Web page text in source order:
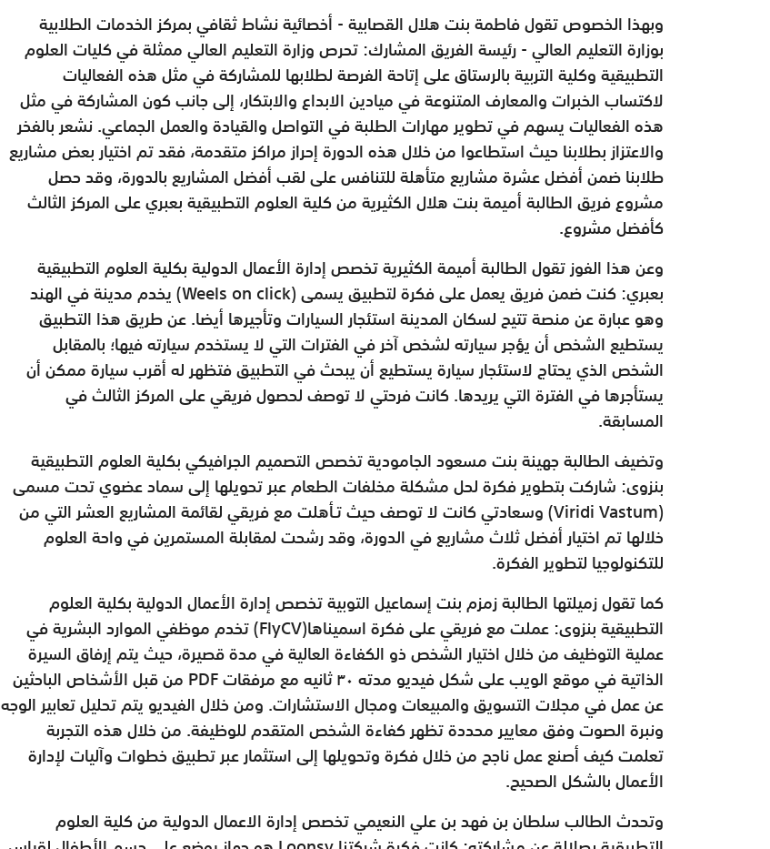
وبهذا الخصوص تقول فاطمة بنت هلال القصابية - أخصائية نشاط ثقافي بمركز الخدمات الطلابية
بوزارة التعليم العالي - رئيسة الفريق المشارك: تحرص وزارة التعليم العالي ممثلة في كليات العلوم
التطبيقية وكلية التربية بالرستاق على إتاحة الفرصة لطلابها للمشاركة في مثل هذه الفعاليات
لاكتساب الخبرات والمعارف المتنوعة في ميادين الابداع والابتكار، إلى جانب كون المشاركة في مثل
هذه الفعاليات يسهم في تطوير مهارات الطلبة في التواصل والقيادة والعمل الجماعي. نشعر بالفخر
والاعتزاز بطلابنا حيث استطاعوا من خلال هذه الدورة إحراز مراكز متقدمة، فقد تم اختيار بعض مشاريع
طلابنا ضمن أفضل عشرة مشاريع متأهلة للتنافس على لقب أفضل المشاريع بالدورة، وقد حصل
مشروع فريق الطالبة أميمة بنت هلال الكثيرية من كلية العلوم التطبيقية بعبري على المركز الثالث
كأفضل مشروع.
وعن هذا الفوز تقول الطالبة أميمة الكثيرية تخصص إدارة الأعمال الدولية بكلية العلوم التطبيقية
بعبري: كنت ضمن فريق يعمل على فكرة لتطبيق يسمى (Weels on click) يخدم مدينة في الهند
وهو عبارة عن منصة تتيح لسكان المدينة استئجار السيارات وتأجيرها أيضا. عن طريق هذا التطبيق
يستطيع الشخص أن يؤجر سيارته لشخص آخر في الفترات التي لا يستخدم سيارته فيها؛ بالمقابل
الشخص الذي يحتاج لاستئجار سيارة يستطيع أن يبحث في التطبيق فتظهر له أقرب سيارة ممكن أن
يستأجرها في الفترة التي يريدها. كانت فرحتي لا توصف لحصول فريقي على المركز الثالث في
المسابقة.
وتضيف الطالبة جهينة بنت مسعود الجامودية تخصص التصميم الجرافيكي بكلية العلوم التطبيقية
بنزوى: شاركت بتطوير فكرة لحل مشكلة مخلفات الطعام عبر تحويلها إلى سماد عضوي تحت مسمى
(Viridi Vastum) وسعادتي كانت لا توصف حيث تـأهلت مع فريقي لقائمة المشاريع العشر التي من
خلالها تم اختيار أفضل ثلاث مشاريع في الدورة، وقد رشحت لمقابلة المستمرين في واحة العلوم
للتكنولوجيا لتطوير الفكرة.
كما تقول زميلتها الطالبة زمزم بنت إسماعيل التوبية تخصص إدارة الأعمال الدولية بكلية العلوم
التطبيقية بنزوى: عملت مع فريقي على فكرة اسميناها(FlyCV) تخدم موظفي الموارد البشرية في
عملية التوظيف من خلال اختيار الشخص ذو الكفاءة العالية في مدة قصيرة، حيث يتم إرفاق السيرة
الذاتية في موقع الويب على شكل فيديو مدته ٣٠ ثانيه مع مرفقات PDF من قبل الأشخاص الباحثين
عن عمل في مجلات التسويق والمبيعات ومجال الاستشارات. ومن خلال الفيديو يتم تحليل تعابير الوجه
ونبرة الصوت وفق معايير محددة تظهر كفاءة الشخص المتقدم للوظيفة. من خلال هذه التجربة
تعلمت كيف أصنع عمل ناجح من خلال فكرة وتحويلها إلى استثمار عبر تطبيق خطوات وآليات لإدارة
الأعمال بالشكل الصحيح.
وتحدث الطالب سلطان بن فهد بن علي النعيمي تخصص إدارة الاعمال الدولية من كلية العلوم